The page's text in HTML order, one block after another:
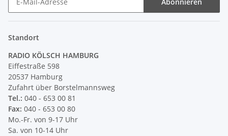
Standort
RADIO KÖLSCH HAMBURG
Eiffestraße 598
20537 Hamburg
Zufahrt über Borstelmannsweg
Tel.: 040 - 653 00 81
Fax: 040 - 653 00 80
Mo.-Fr. von 9-17 Uhr
Sa. von 10-14 Uhr